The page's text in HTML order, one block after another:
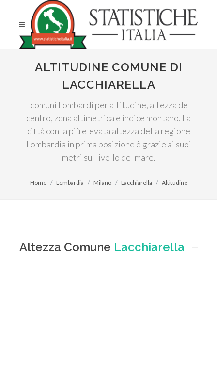
ALTITUDINE COMUNE DI
LACCHIARELLA
I comuni Lombardi per altitudine, altezza del
centro, zona altimetrica e indice montano. La
città con la più elevata altezza della regione
Lombardia in prima posizione è grazie ai suoi
metri sul livello del mare.
Home Lombardia Milano Lacchiarella Altitudine
Altezza Comune Lacchiarella